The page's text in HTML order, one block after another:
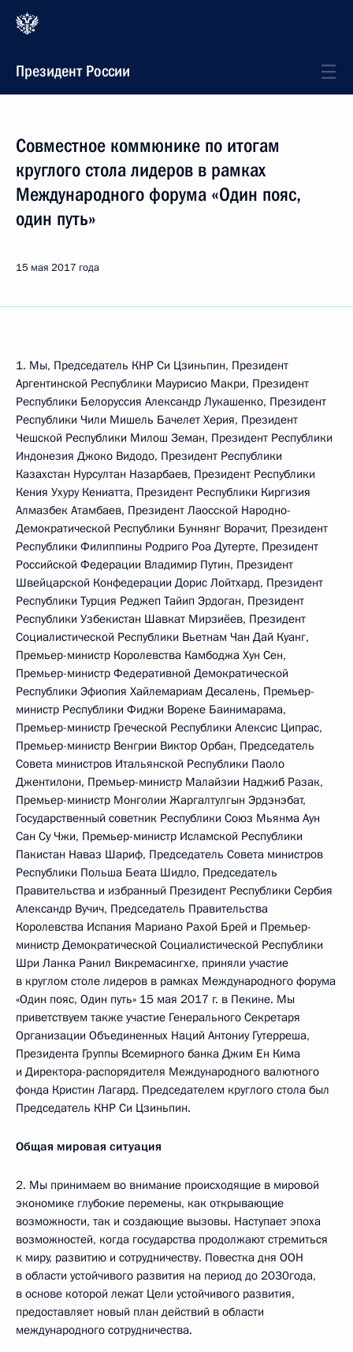
Президент России
Совместное коммюнике по итогам
круглого стола лидеров в рамках
Международного форума «Один пояс,
один путь»
15 мая 2017 года
1. Мы, Председатель КНР Си Цзиньпин, Президент
Аргентинской Республики Маурисио Макри, Президент
Республики Белоруссия Александр Лукашенко, Президент
Республики Чили Мишель Бачелет Херия, Президент
Чешской Республики Милош Земан, Президент Республики
Индонезия Джоко Видодо, Президент Республики
Казахстан Нурсултан Назарбаев, Президент Республики
Кения Ухуру Кениатта, Президент Республики Киргизия
Алмазбек Атамбаев, Президент Лаосской Народно-
Демократической Республики Буннянг Ворачит, Президент
Республики Филиппины Родриго Роа Дутерте, Президент
Российской Федерации Владимир Путин, Президент
Швейцарской Конфедерации Дорис Лойтхард, Президент
Республики Турция Реджеп Тайип Эрдоган, Президент
Республики Узбекистан Шавкат Мирзиёев, Президент
Социалистической Республики Вьетнам Чан Дай Куанг,
Премьер-министр Королевства Камбоджа Хун Сен,
Премьер-министр Федеративной Демократической
Республики Эфиопия Хайлемариам Десалень, Премьер-
министр Республики Фиджи Вореке Баинимарама,
Премьер-министр Греческой Республики Алексис Ципрас,
Премьер-министр Венгрии Виктор Орбан, Председатель
Совета министров Итальянской Республики Паоло
Джентилони, Премьер-министр Малайзии Наджиб Разак,
Премьер-министр Монголии Жаргалтулгын Эрдэнэбат,
Государственный советник Республики Союз Мьянма Аун
Сан Су Чжи, Премьер-министр Исламской Республики
Пакистан Наваз Шариф, Председатель Совета министров
Республики Польша Беата Шидло, Председатель
Правительства и избранный Президент Республики Сербия
Александр Вучич, Председатель Правительства
Королевства Испания Мариано Рахой Брей и Премьер-
министр Демократической Социалистической Республики
Шри Ланка Ранил Викремасингхе, приняли участие
в круглом столе лидеров в рамках Международного форума
«Один пояс, Один путь» 15 мая 2017 г. в Пекине. Мы
приветствуем также участие Генерального Секретаря
Организации Объединенных Наций Антониу Гутерреша,
Президента Группы Всемирного банка Джим Ен Кима
и Директора-распорядителя Международного валютного
фонда Кристин Лагард. Председателем круглого стола был
Председатель КНР Си Цзиньпин.
Общая мировая ситуация
2. Мы принимаем во внимание происходящие в мировой
экономике глубокие перемены, как открывающие
возможности, так и создающие вызовы. Наступает эпоха
возможностей, когда государства продолжают стремиться
к миру, развитию и сотрудничеству. Повестка дня ООН
в области устойчивого развития на период до 2030года,
в основе которой лежат Цели устойчивого развития,
предоставляет новый план действий в области
международного сотрудничества.